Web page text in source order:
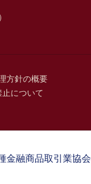
方針の概要
について
金融商品取引業協会